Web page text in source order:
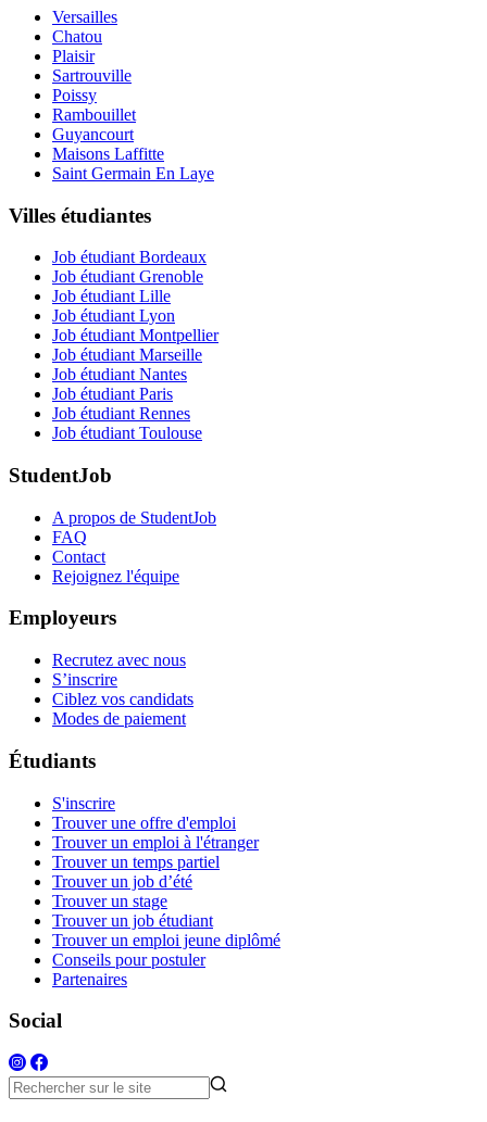
Versailles
Chatou
Plaisir
Sartrouville
Poissy
Rambouillet
Guyancourt
Maisons Laffitte
Saint Germain En Laye
Villes étudiantes
Job étudiant Bordeaux
Job étudiant Grenoble
Job étudiant Lille
Job étudiant Lyon
Job étudiant Montpellier
Job étudiant Marseille
Job étudiant Nantes
Job étudiant Paris
Job étudiant Rennes
Job étudiant Toulouse
StudentJob
A propos de StudentJob
FAQ
Contact
Rejoignez l'équipe
Employeurs
Recrutez avec nous
S’inscrire
Ciblez vos candidats
Modes de paiement
Étudiants
S'inscrire
Trouver une offre d'emploi
Trouver un emploi à l'étranger
Trouver un temps partiel
Trouver un job d’été
Trouver un stage
Trouver un job étudiant
Trouver un emploi jeune diplômé
Conseils pour postuler
Partenaires
Social